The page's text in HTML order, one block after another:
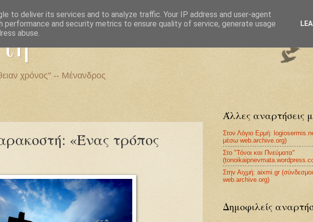
χρόνος" -- Μένανδρος
«Ένας τρόπος
Άλλες αναρτήσεις
Στον Λόγιο Ερμή:
μέσω web.archive.org)
Στο "Τόνοι και Πνεύματα"
Στην Αιχμή: aixmi.gr
web.archive.org)
Δημοφιλείς
to deliver its services and to analyze traffic. Your IP address and user-agent
performance and security metrics to ensure quality of service, generate usage
abuse.